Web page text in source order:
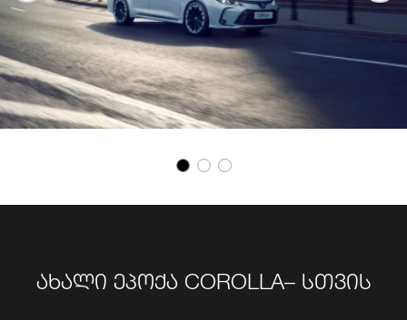
ახალი ეპოქა COROLLA– სთვის